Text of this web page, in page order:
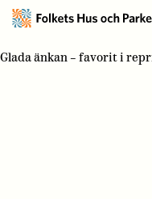
Glada änkan – favorit i